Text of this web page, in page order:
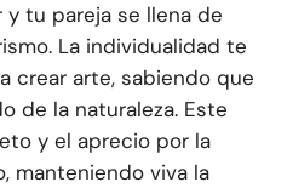
tu pareja se llena de
La individualidad te
crear arte, sabiendo que
de la naturaleza. Este
y el aprecio por la
manteniendo viva la